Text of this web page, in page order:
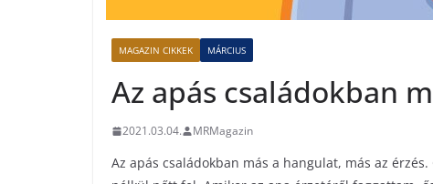
MAGAZIN CIKKEK MÁRCIUS
Az apás családokban
2021.03.04. MRMagazin
Az apás családokban más a hangulat, más az